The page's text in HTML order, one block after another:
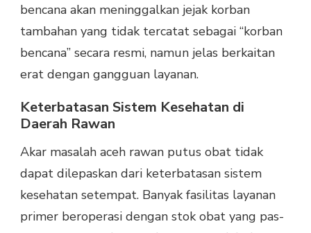
bencana akan meninggalkan jejak korban
tambahan yang tidak tercatat sebagai “korban
bencana” secara resmi, namun jelas berkaitan
erat dengan gangguan layanan.
Keterbatasan Sistem Kesehatan di
Daerah Rawan
Akar masalah aceh rawan putus obat tidak
dapat dilepaskan dari keterbatasan sistem
kesehatan setempat. Banyak fasilitas layanan
primer beroperasi dengan stok obat yang pas-